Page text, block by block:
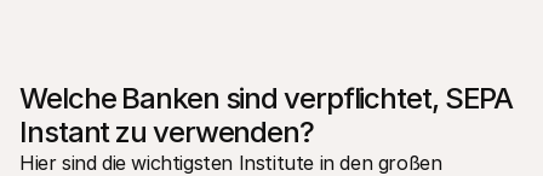
Welche Banken sind verpflichtet, SEPA
Instant zu verwenden?
Hier sind die wichtigsten Institute in den großen